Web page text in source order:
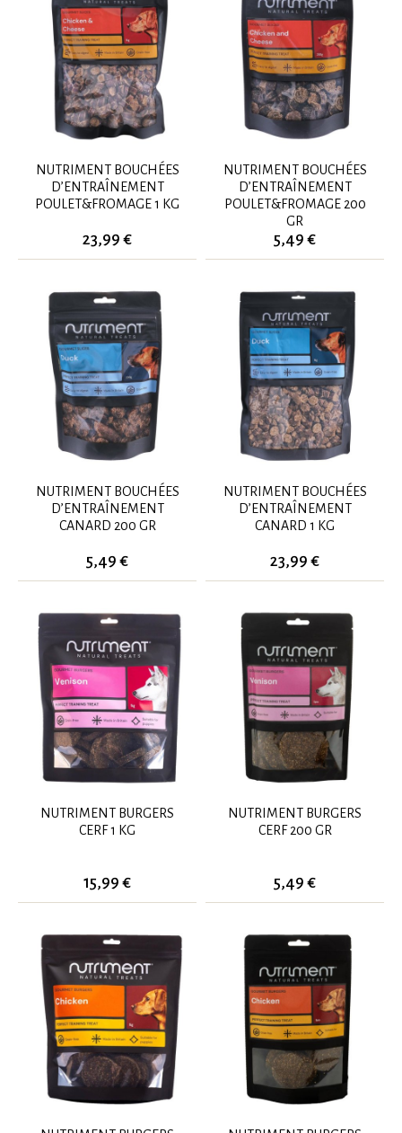
NUTRIMENT BOUCHÉES
D’ENTRAÎNEMENT
POULET&FROMAGE 1 KG
23,99 €
NUTRIMENT BOUCHÉES
D’ENTRAÎNEMENT
POULET&FROMAGE 200
GR
5,49 €
NUTRIMENT BOUCHÉES
D’ENTRAÎNEMENT
CANARD 200 GR
5,49 €
NUTRIMENT BOUCHÉES
D’ENTRAÎNEMENT
CANARD 1 KG
23,99 €
NUTRIMENT BURGERS
CERF 1 KG
15,99 €
NUTRIMENT BURGERS
CERF 200 GR
5,49 €